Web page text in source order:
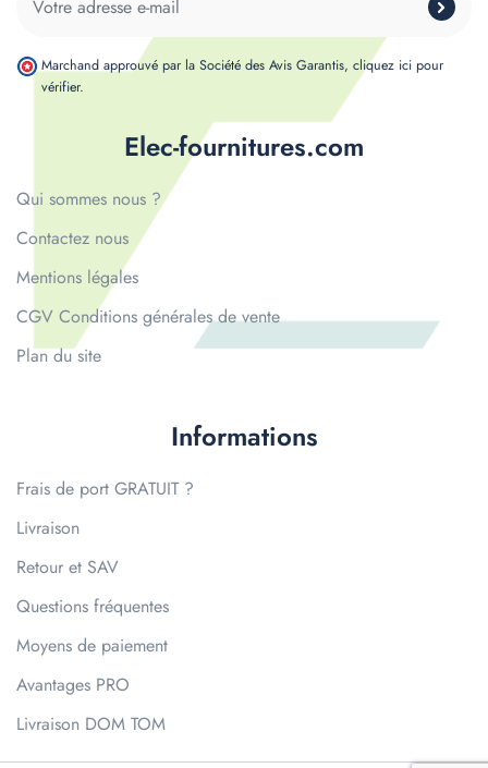
Elec-fournitures.com
Qui sommes nous ?
Contactez nous
Mentions légales
CGV Conditions générales de vente
Plan du site
Informations
Frais de port GRATUIT ?
Livraison
Retour et SAV
Questions fréquentes
Moyens de paiement
Avantages PRO
Livraison DOM TOM
Marchand approuvé par la Société des Avis Garantis, cliquez ici pour
vérifier.